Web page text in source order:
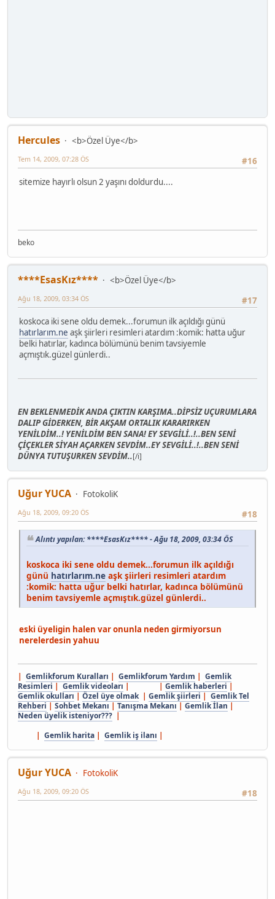
Hercules
<b>Özel Üye</b>
#16
Tem 14, 2009, 07:28 ÖS
sitemize hayırlı olsun 2 yaşını doldurdu....
beko
****EsasKız****
<b>Özel Üye</b>
#17
Ağu 18, 2009, 03:34 ÖS
koskoca iki sene oldu demek...forumun ilk açıldığı günü
hatırlarım.ne aşk şiirleri resimleri atardım :komik: hatta uğur
belki hatırlar, kadınca bölümünü benim tavsiyemle
açmıştık.güzel günlerdi..
EN BEKLENMEDİK ANDA ÇIKTIN KARŞIMA..DİPSİZ UÇURUMLARA
DALIP GİDERKEN, BİR AKŞAM ORTALIK KARARIRKEN
YENİLDİM..! YENİLDİM BEN SANA! EY SEVGİLİ..!..BEN SENİ
ÇİÇEKLER SİYAH AÇARKEN SEVDİM..EY SEVGİLİ..!..BEN SENİ
DÜNYA TUTUŞURKEN SEVDİM..[/i]
Uğur YUCA
FotokoliK
#18
Ağu 18, 2009, 09:20 ÖS
Alıntı yapılan: ****EsasKız**** - Ağu 18, 2009, 03:34 ÖS
koskoca iki sene oldu demek...forumun ilk açıldığı
günü hatırlarım.ne aşk şiirleri resimleri atardım
:komik: hatta uğur belki hatırlar, kadınca bölümünü
benim tavsiyemle açmıştık.güzel günlerdi..
eski üyeligin halen var onunla neden girmiyorsun
nerelerdesin yahuu
| Gemlikforum Kuralları | Gemlikforum Yardım | Gemlik
Resimleri | Gemlik videoları | | Gemlik haberleri |
Gemlik okulları | Özel üye olmak| Gemlik şiirleri | Gemlik Tel
Rehberi | Sohbet Mekanı | Tanışma Mekanı | Gemlik İlan |
Neden üyelik isteniyor??? |
| Gemlik harita | Gemlik iş ilanı |
Uğur YUCA
FotokoliK
#18
Ağu 18, 2009, 09:20 ÖS